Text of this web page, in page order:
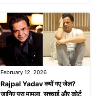
February 12, 2026
Rajpal Yadav क्यों गए जेल?
जानिए पूरा मामला, सच्चाई और कोर्ट